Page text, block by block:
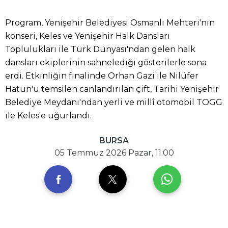
Program, Yenişehir Belediyesi Osmanlı Mehteri'nin
konseri, Keles ve Yenişehir Halk Dansları
Toplulukları ile Türk Dünyası'ndan gelen halk
dansları ekiplerinin sahnelediği gösterilerle sona
erdi. Etkinliğin finalinde Orhan Gazi ile Nilüfer
Hatun'u temsilen canlandırılan çift, Tarihi Yenişehir
Belediye Meydanı'ndan yerli ve millî otomobil TOGG
ile Keles'e uğurlandı.
BURSA
05 Temmuz 2026 Pazar, 11:00